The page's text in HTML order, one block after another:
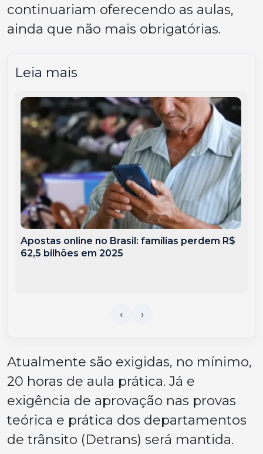
continuariam oferecendo as aulas,
ainda que não mais obrigatórias.
Leia mais
Apostas online no Brasil: famílias perdem R$
62,5 bilhões em 2025
Atualmente são exigidas, no mínimo,
20 horas de aula prática. Já e
exigência de aprovação nas provas
teórica e prática dos departamentos
de trânsito (Detrans) será mantida.